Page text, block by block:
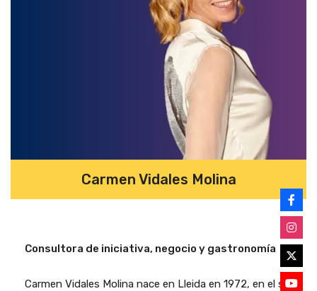
Carmen Vidales Molina
Consultora de iniciativa, negocio y gastronomía
Carmen Vidales Molina nace en Lleida en 1972, en el seno